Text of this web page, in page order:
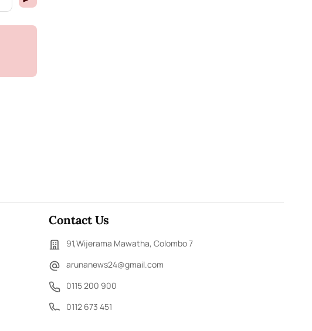
Contact Us
91,Wijerama Mawatha, Colombo 7
arunanews24@gmail.com
0115 200 900
0112 673 451